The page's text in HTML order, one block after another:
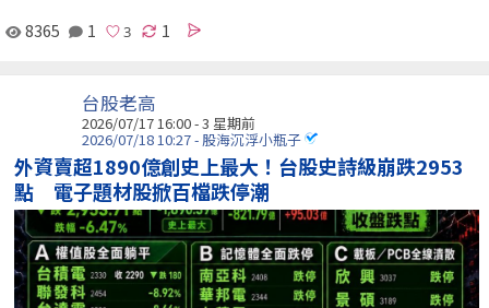
8365 1 1
台股老高
2026/07/17 16:00 - 3 星期前
2026/07/18 10:27 - 股海沉浮小瓶子
外資賣超1890億創史上最大！台股史詩級崩跌2953
點 電子題材股掀百檔跌停潮